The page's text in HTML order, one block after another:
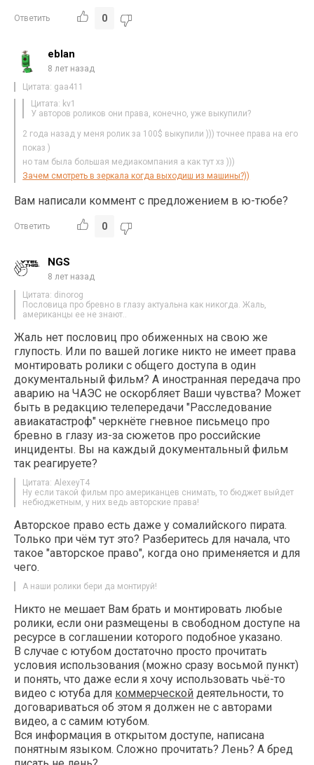
Ответить 0
eblan
8 лет назад
Цитата: gaa411
Цитата: kv1
У авторов роликов они права, конечно, уже выкупили?
2 года назад у меня ролик за 100$ выкупили ))) точнее права на его
показ )
но там была большая медиакомпания а как тут хз )))
Зачем смотреть в зеркала когда выходиш из машины?))
Вам написали коммент с предложением в ю-тюбе?
Ответить 0
NGS
8 лет назад
Цитата: dinorog
Пословица про бревно в глазу актуальна как никогда. Жаль,
американцы ее не знают..
Жаль нет пословиц про обиженных на свою же
глупость. Или по вашей логике никто не имеет права
монтировать ролики с общего доступа в один
документальный фильм? А иностранная передача про
аварию на ЧАЭС не оскорбляет Ваши чувства? Может
быть в редакцию телепередачи "Расследование
авиакатастроф" черкнёте гневное письмецо про
бревно в глазу из-за сюжетов про российские
инциденты. Вы на каждый документальный фильм
так реагируете?
Цитата: AlexeyT4
Ну если такой фильм про американцев снимать, то бюджет выйдет
небюджетным, у них ведь авторские права!
Авторское право есть даже у сомалийского пирата.
Только при чём тут это? Разберитесь для начала, что
такое "авторское право", когда оно применяется и для
чего.
А наши ролики бери да монтируй!
Никто не мешает Вам брать и монтировать любые
ролики, если они размещены в свободном доступе на
ресурсе в соглашении которого подобное указано.
В случае с ютубом достаточно просто прочитать
условия использования (можно сразу восьмой пункт)
и понять, что даже если я хочу использовать чьё-то
видео с ютуба для коммерческой деятельности, то
договариваться об этом я должен не с авторами
видео, а с самим ютубом.
Вся информация в открытом доступе, написана
понятным языком. Сложно прочитать? Лень? А бред